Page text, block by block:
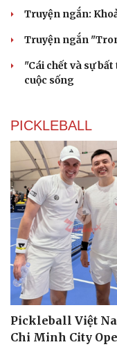
Truyện ngắn:
Truyện ngắn
"Cái chết và sự
cuộc sống
PICKLEBALL
Pickleball Việt
Chi Minh City